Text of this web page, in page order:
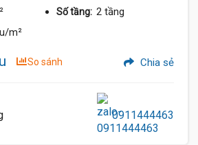
Số tầng: 2 tầng
m²
So sánh Chia sẻ
0911444463